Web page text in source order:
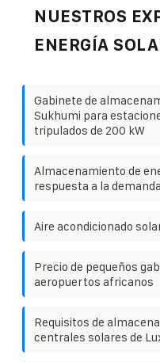
NUESTROS
ENERGÍA
Gabinete de
Sukhumi para
tripulados de 200 kW
Almacenamiento de
respuesta a la demanda
Aire acondicionado
Precio de pequeños
aeropuertos africanos
Requisitos de
centrales solares de